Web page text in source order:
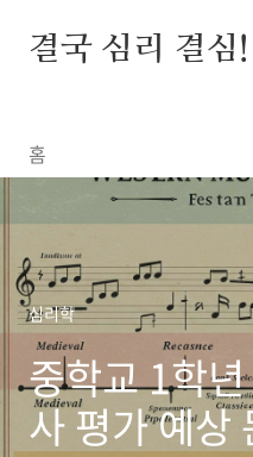
결국 심리 결심!
홈
심리학
중학교 1학
사 평가 예상